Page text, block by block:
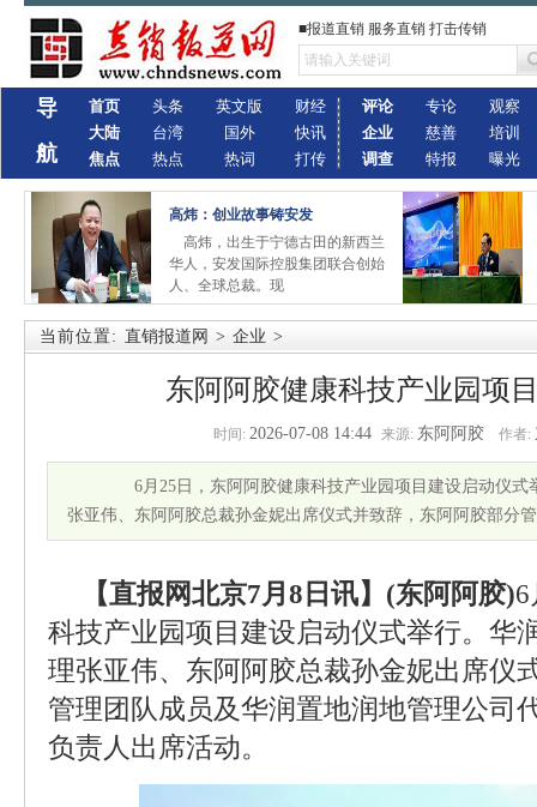
■报道直销 服务直销 打击传销
导
航
首页
大陆
焦点
头条
台湾
热点
英文版
国外
热词
财经
快讯
打传
评论
企业
调查
专论
慈善
特报
观察
培训
曝光
高炜：创业故事铸安发
高炜，出生于宁德古田的新西兰
华人，安发国际控股集团联合创始
人、全球总裁。现
当前位置: 直销报道网 > 企业 >
东阿阿胶健康科技产业园项
时间: 2026-07-08 14:44 来源: 东阿阿胶 作者:
6月25日，东阿阿胶健康科技产业园项目建设启动仪式
张亚伟、东阿阿胶总裁孙金妮出席仪式并致辞，东阿阿胶部分
【直报网北京7月8日讯】(东阿阿胶)6
科技产业园项目建设启动仪式举行。华
理张亚伟、东阿阿胶总裁孙金妮出席仪
管理团队成员及华润置地润地管理公司
负责人出席活动。